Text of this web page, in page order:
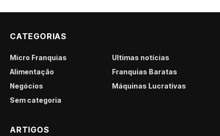
CATEGORIAS
Micro Franquias
Últimas notícias
Alimentação
Franquias Baratas
Negócios
Máquinas Lucrativas
Sem categoria
ARTIGOS